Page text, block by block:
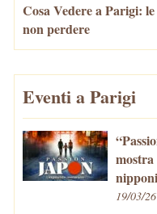
Cosa Vedere a Parigi:
non perdere
Eventi a Parigi
19/03/